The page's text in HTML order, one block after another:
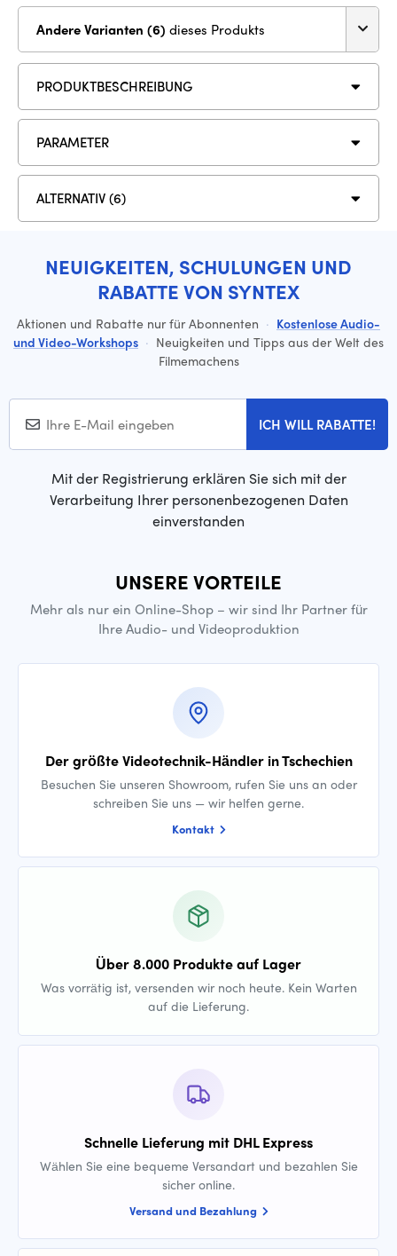
Andere Varianten (6) dieses Produkts
PRODUKTBESCHREIBUNG
PARAMETER
ALTERNATIV (6)
NEUIGKEITEN, SCHULUNGEN UND
RABATTE VON SYNTEX
Aktionen und Rabatte nur für Abonnenten · Kostenlose Audio-
und Video-Workshops · Neuigkeiten und Tipps aus der Welt des
Filmemachens
ICH WILL RABATTE!
Mit der Registrierung erklären Sie sich mit der
Verarbeitung Ihrer personenbezogenen Daten
einverstanden
UNSERE VORTEILE
Mehr als nur ein Online-Shop – wir sind Ihr Partner für
Ihre Audio- und Videoproduktion
Der größte Videotechnik-Händler in Tschechien
Besuchen Sie unseren Showroom, rufen Sie uns an oder
schreiben Sie uns — wir helfen gerne.
Kontakt
Über 8.000 Produkte auf Lager
Was vorrätig ist, versenden wir noch heute. Kein Warten
auf die Lieferung.
Schnelle Lieferung mit DHL Express
Wählen Sie eine bequeme Versandart und bezahlen Sie
sicher online.
Versand und Bezahlung